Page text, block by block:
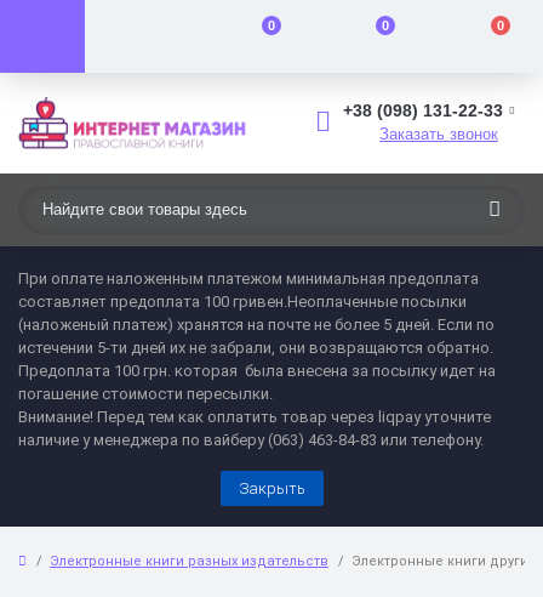
0 0 0
+38 (098) 131-22-33
Заказать звонок
При оплате наложенным платежом минимальная предоплата
составляет предоплата 100 гривен.Неоплаченные посылки
(наложеный платеж) хранятся на почте не более 5 дней. Если по
истечении 5-ти дней их не забрали, они возвращаются обратно.
Предоплата 100 грн. которая была внесена за посылку идет на
погашение стоимости пересылки.
Внимание! Перед тем как оплатить товар через liqpay уточните
наличие у менеджера по вайберу (063) 463-84-83 или телефону.
Закрыть
Электронные книги разных издательств Электронные книги другие